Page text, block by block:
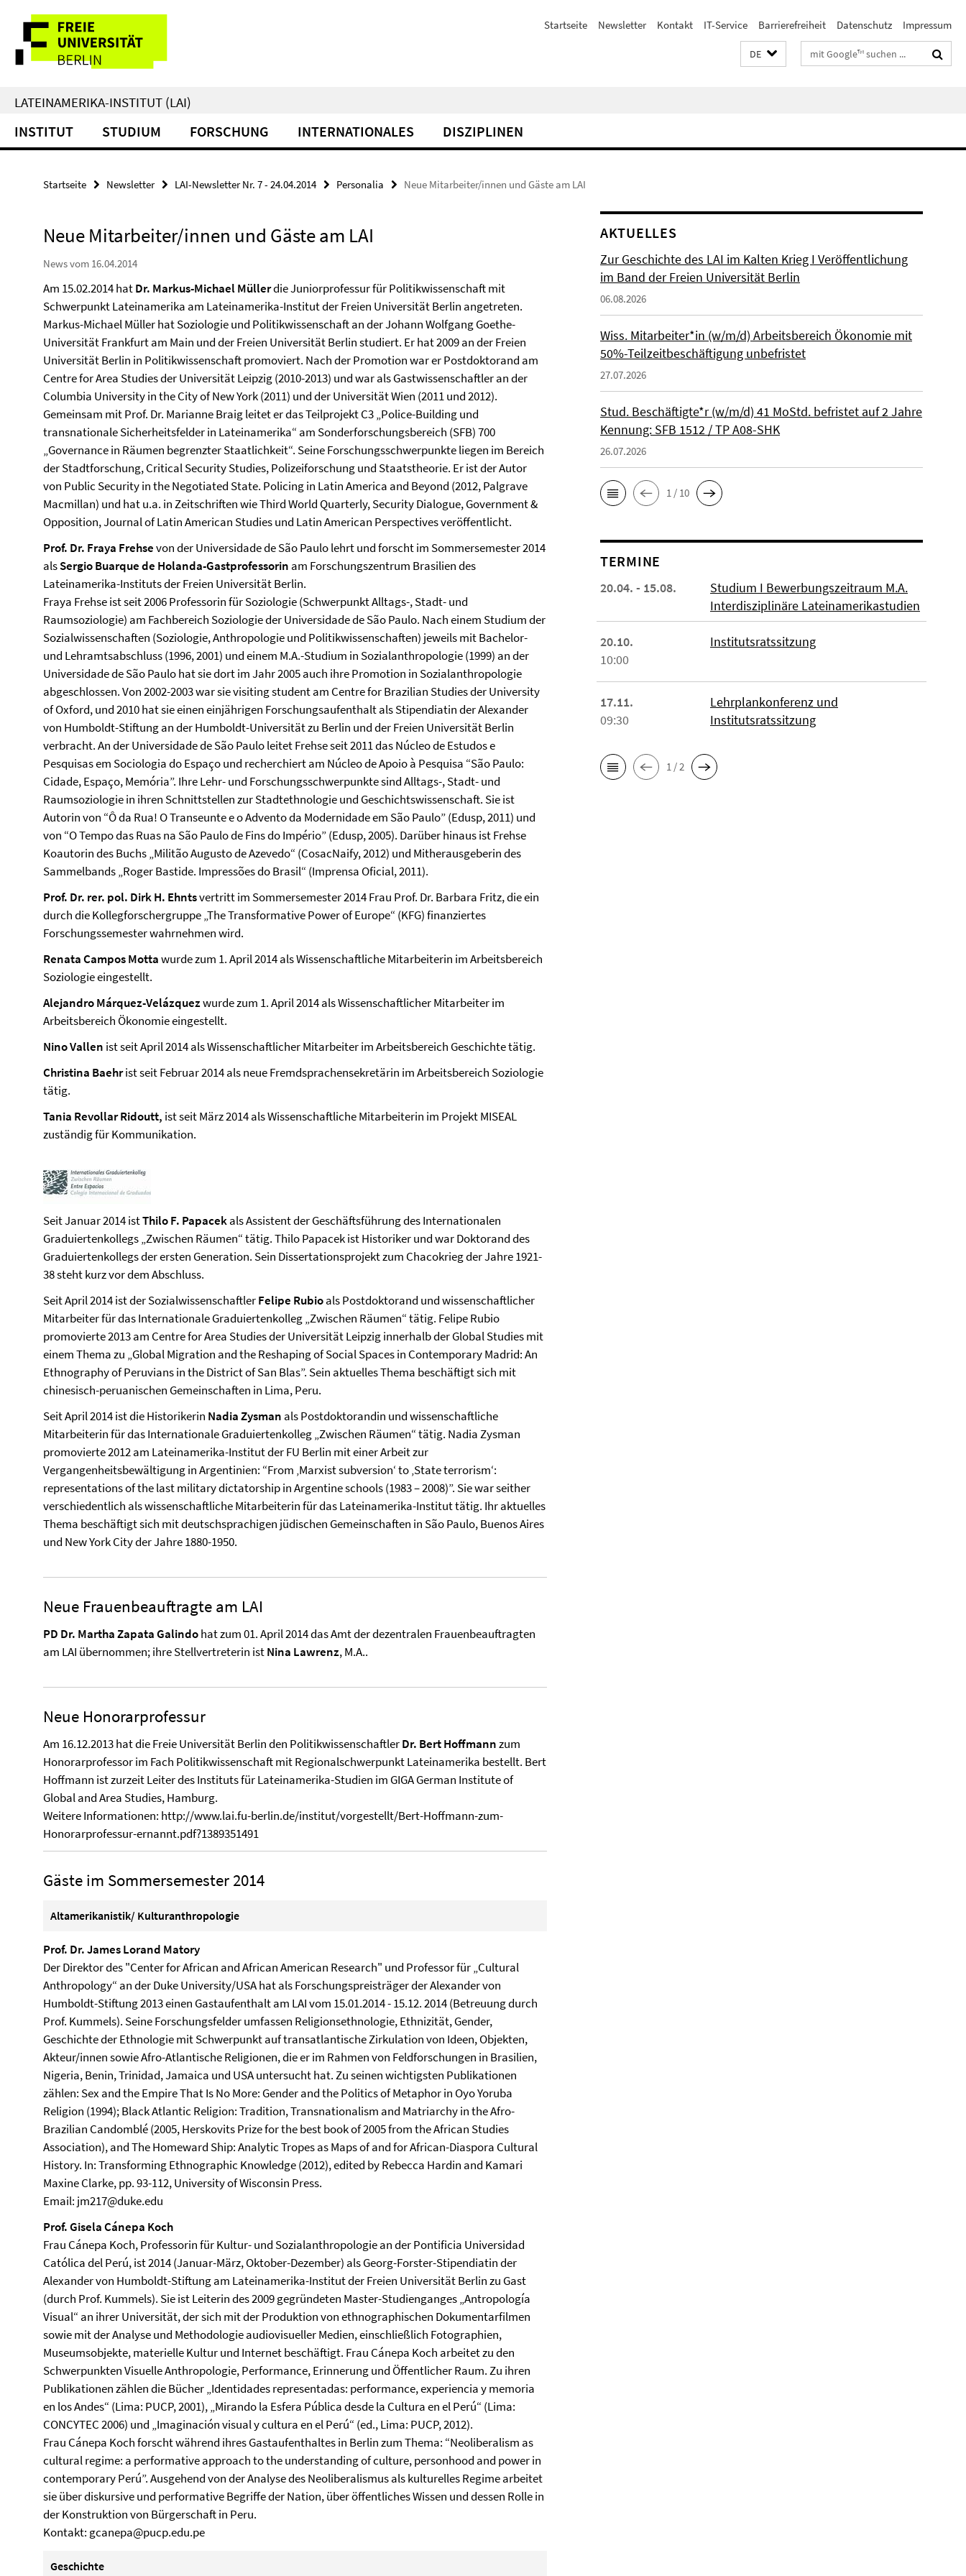
direkt
Inhalt
Service-
Navigation
Startseite Newsletter Kontakt IT-Service Barrierefreiheit Datenschutz Impressum
DE Suchbegriffe
LATEINAMERIKA-INSTITUT (LAI)
INSTITUT STUDIUM FORSCHUNG INTERNATIONALES DISZIPLINEN
Startseite Newsletter LAI-Newsletter Nr. 7 - 24.04.2014 Personalia Neue Mitarbeiter/innen und Gäste am LAI
Neue Mitarbeiter/innen und Gäste am LAI
News vom 16.04.2014
Am 15.02.2014 hatDr. Markus-Michael Müllerdie Juniorprofessur für Politikwissenschaft mit
Schwerpunkt Lateinamerika am Lateinamerika-Institut der Freien Universität Berlin angetreten.
Markus-Michael Müller hat Soziologie und Politikwissenschaft an der Johann Wolfgang Goethe-
Universität Frankfurt am Main und der Freien Universität Berlin studiert. Er hat 2009 an der Freien
Universität Berlin in Politikwissenschaft promoviert. Nach der Promotion war er Postdoktorand am
Centre for Area Studies der Universität Leipzig (2010-2013) und war als Gastwissenschaftler an der
Columbia University in the City of New York (2011) und der Universität Wien (2011 und 2012).
Gemeinsam mit Prof. Dr. Marianne Braig leitet er das Teilprojekt C3 „Police-Building und
transnationale Sicherheitsfelder in Lateinamerika“ am Sonderforschungsbereich (SFB) 700
„Governance in Räumen begrenzter Staatlichkeit“. Seine Forschungsschwerpunkte liegen im Bereich
der Stadtforschung, Critical Security Studies, Polizeiforschung und Staatstheorie. Er ist der Autor
von Public Security in the Negotiated State. Policing in Latin America and Beyond (2012, Palgrave
Macmillan) und hat u.a. in Zeitschriften wie Third World Quarterly, Security Dialogue, Government &
Opposition, Journal of Latin American Studies und Latin American Perspectives veröffentlicht.
Prof. Dr. Fraya Frehsevon der Universidade de São Paulo lehrt und forscht im Sommersemester 2014
alsSergio Buarque de Holanda-Gastprofessorin am Forschungszentrum Brasilien des
Lateinamerika-Instituts der Freien Universität Berlin.
Fraya Frehse ist seit 2006 Professorin für Soziologie (Schwerpunkt Alltags-, Stadt- und
Raumsoziologie) am Fachbereich Soziologie der Universidade de São Paulo. Nach einem Studium der
Sozialwissenschaften (Soziologie, Anthropologie und Politikwissenschaften) jeweils mit Bachelor-
und Lehramtsabschluss (1996, 2001) und einem M.A.-Studium in Sozialanthropologie (1999) an der
Universidade de São Paulo hat sie dort im Jahr 2005 auch ihre Promotion in Sozialanthropologie
abgeschlossen. Von 2002-2003 war sie visiting student am Centre for Brazilian Studies der University
of Oxford, und 2010 hat sie einen einjährigen Forschungsaufenthalt als Stipendiatin der Alexander
von Humboldt-Stiftung an der Humboldt-Universität zu Berlin und der Freien Universität Berlin
verbracht.An der Universidade de São Paulo leitet Frehse seit 2011 das Núcleo de Estudos e
Pesquisas em Sociologia do Espaço und recherchiert am Núcleo de Apoio à Pesquisa “São Paulo:
Cidade, Espaço, Memória”. Ihre Lehr- und Forschungsschwerpunkte sind Alltags-, Stadt- und
Raumsoziologie in ihren Schnittstellen zur Stadtethnologie und Geschichtswissenschaft. Sie ist
Autorin von “Ô da Rua! O Transeunte e o Advento da Modernidade em São Paulo” (Edusp, 2011) und
von “O Tempo das Ruas na São Paulo de Fins do Império” (Edusp, 2005). Darüber hinaus ist Frehse
Koautorin des Buchs „Militão Augusto de Azevedo“ (CosacNaify, 2012) und Mitherausgeberin des
Sammelbands „Roger Bastide. Impressões do Brasil“ (Imprensa Oficial, 2011).
Prof. Dr. rer. pol. Dirk H. Ehntsvertritt im Sommersemester 2014 Frau Prof. Dr. Barbara Fritz, die ein
durch die Kollegforschergruppe „The Transformative Power of Europe“ (KFG) finanziertes
Forschungssemester wahrnehmen wird.
Renata Campos Mottawurde zum 1. April 2014 als Wissenschaftliche Mitarbeiterin im Arbeitsbereich
Soziologie eingestellt.
Alejandro Márquez-Velázquezwurde zum 1. April 2014 als Wissenschaftlicher Mitarbeiter im
Arbeitsbereich Ökonomie eingestellt.
Nino Vallen ist seit April 2014 als Wissenschaftlicher Mitarbeiter im Arbeitsbereich Geschichte tätig.
Christina Baehrist seit Februar 2014 als neue Fremdsprachensekretärin im Arbeitsbereich Soziologie
tätig.
Tania Revollar Ridoutt, ist seit März 2014 als Wissenschaftliche Mitarbeiterin im Projekt MISEAL
zuständig für Kommunikation.
Seit Januar 2014 istThilo F. Papacekals Assistent der Geschäftsführung des Internationalen
Graduiertenkollegs „Zwischen Räumen“ tätig. Thilo Papacek ist Historiker und war Doktorand des
Graduiertenkollegs der ersten Generation. Sein Dissertationsprojekt zum Chacokrieg der Jahre 1921-
38 steht kurz vor dem Abschluss.
Seit April 2014 ist der SozialwissenschaftlerFelipe Rubioals Postdoktorand und wissenschaftlicher
Mitarbeiter für das Internationale Graduiertenkolleg „Zwischen Räumen“ tätig. Felipe Rubio
promovierte 2013 am Centre for Area Studies der Universität Leipzig innerhalb der Global Studies mit
einem Thema zu „Global Migration and the Reshaping of Social Spaces in Contemporary Madrid: An
Ethnography of Peruvians in the District of San Blas”. Sein aktuelles Thema beschäftigt sich mit
chinesisch-peruanischen Gemeinschaften in Lima, Peru.
Seit April 2014 ist die Historikerin Nadia Zysman als Postdoktorandin und wissenschaftliche
Mitarbeiterin für das Internationale Graduiertenkolleg „Zwischen Räumen“ tätig. Nadia Zysman
promovierte 2012 am Lateinamerika-Institut der FU Berlin mit einer Arbeit zur
Vergangenheitsbewältigung in Argentinien: “From ‚Marxist subversion‘ to ‚State terrorism‘:
representations of the last military dictatorship in Argentine schools (1983 – 2008)”. Sie war seither
verschiedentlich als wissenschaftliche Mitarbeiterin für das Lateinamerika-Institut tätig. Ihr aktuelles
Thema beschäftigt sich mit deutschsprachigen jüdischen Gemeinschaften in São Paulo, Buenos Aires
und New York City der Jahre 1880-1950.
Neue Frauenbeauftragte am LAI
PD Dr. Martha Zapata Galindohat zum 01. April 2014 das Amt der dezentralen Frauenbeauftragten
am LAI übernommen; ihre Stellvertreterin istNina Lawrenz, M.A..
Neue Honorarprofessur
Am 16.12.2013 hat die Freie Universität Berlin den PolitikwissenschaftlerDr. Bert Hoffmannzum
Honorarprofessor im Fach Politikwissenschaft mit Regionalschwerpunkt Lateinamerika bestellt. Bert
Hoffmann ist zurzeit Leiter des Instituts für Lateinamerika-Studien im GIGA German Institute of
Global and Area Studies, Hamburg.
Weitere Informationen: http://www.lai.fu-berlin.de/institut/vorgestellt/Bert-Hoffmann-zum-
Honorarprofessur-ernannt.pdf?1389351491
Gäste im Sommersemester 2014
Altamerikanistik/ Kulturanthropologie
Prof. Dr. James Lorand Matory
Der Direktor des "Center for African and African American Research" und Professor für „Cultural
Anthropology“ an der Duke University/USA hat als Forschungspreisträger der Alexander von
Humboldt-Stiftung 2013 einen Gastaufenthalt am LAI vom 15.01.2014 - 15.12. 2014 (Betreuung durch
Prof. Kummels). Seine Forschungsfelder umfassen Religionsethnologie, Ethnizität, Gender,
Geschichte der Ethnologie mit Schwerpunkt auf transatlantische Zirkulation von Ideen, Objekten,
Akteur/innen sowie Afro-Atlantische Religionen, die er im Rahmen von Feldforschungen in Brasilien,
Nigeria, Benin, Trinidad, Jamaica und USA untersucht hat.Zu seinen wichtigsten Publikationen
zählen: Sex and the Empire That Is No More: Gender and the Politics of Metaphor in Oyo Yoruba
Religion (1994); Black Atlantic Religion: Tradition, Transnationalism and Matriarchy in the Afro-
Brazilian Candomblé (2005, Herskovits Prize for the best book of 2005 from the African Studies
Association), and The Homeward Ship: Analytic Tropes as Maps of and for African-Diaspora Cultural
History. In: Transforming Ethnographic Knowledge (2012), edited by Rebecca Hardin and Kamari
Maxine Clarke, pp. 93-112, University of Wisconsin Press.
Email: jm217@duke.edu
Prof. Gisela Cánepa Koch
Frau Cánepa Koch, Professorin für Kultur- und Sozialanthropologie an der Pontificia Universidad
Católica del Perú, ist 2014 (Januar-März, Oktober-Dezember) als Georg-Forster-Stipendiatin der
Alexander von Humboldt-Stiftung am Lateinamerika-Institut der Freien Universität Berlin zu Gast
(durch Prof. Kummels). Sie ist Leiterin des 2009 gegründeten Master-Studienganges „Antropología
Visual“ an ihrer Universität, der sich mit der Produktion von ethnographischen Dokumentarfilmen
sowie mit der Analyse und Methodologie audiovisueller Medien, einschließlich Fotographien,
Museumsobjekte, materielle Kultur und Internet beschäftigt. Frau Cánepa Koch arbeitet zu den
Schwerpunkten Visuelle Anthropologie, Performance, Erinnerung und Öffentlicher Raum.Zu ihren
Publikationen zählen die Bücher „Identidades representadas: performance, experiencia y memoria
en los Andes“ (Lima: PUCP, 2001), „Mirando la Esfera Pública desde la Cultura en el Perú“ (Lima:
CONCYTEC 2006) und „Imaginación visual y cultura en el Perú“ (ed., Lima: PUCP, 2012).
Frau Cánepa Koch forscht während ihres Gastaufenthaltes in Berlin zum Thema: “Neoliberalism as
cultural regime: a performative approach to the understanding of culture, personhood and power in
contemporary Perú”.Ausgehend von der Analyse des Neoliberalismus als kulturelles Regime arbeitet
sie über diskursive und performative Begriffe der Nation, über öffentliches Wissen und dessen Rolle in
der Konstruktion von Bürgerschaft in Peru.
Kontakt: gcanepa@pucp.edu.pe
Geschichte
AKTUELLES
Zur Geschichte des LAI im Kalten Krieg I Veröffentlichung
im Band der Freien Universität Berlin
06.08.2026
Wiss. Mitarbeiter*in (w/m/d) Arbeitsbereich Ökonomie mit
50%-Teilzeitbeschäftigung unbefristet
27.07.2026
Stud. Beschäftigte*r (w/m/d) 41 MoStd. befristet auf 2 Jahre
Kennung: SFB 1512 / TP A08-SHK
26.07.2026
1 / 10
TERMINE
20.04. - 15.08.
Studium I Bewerbungszeitraum M.A.
Interdisziplinäre Lateinamerikastudien
20.10.
10:00
Institutsratssitzung
17.11.
09:30
Lehrplankonferenz und
Institutsratssitzung
1 / 2